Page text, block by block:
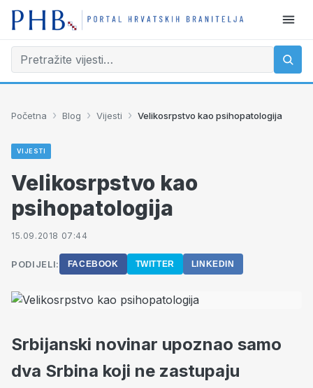
Početna › Blog › Vijesti › Velikosrpstvo kao psihopatologija
VIJESTI
Velikosrpstvo kao
psihopatologija
15.09.2018 07:44
PODIJELI: FACEBOOK TWITTER LINKEDIN
Srbijanski novinar upoznao samo
dva Srbina koji ne zastupaju